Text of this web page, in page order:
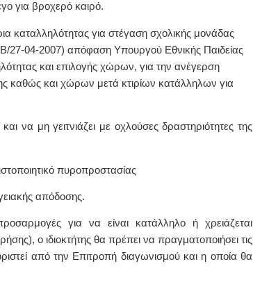
για βροχερό καιρό.
καταλληλότητας για στέγαση σχολικής μονάδας
04-2007) απόφαση Υπουργού Εθνικής Παιδείας
και επιλογής χώρων, για την ανέγερση
καθώς και χώρων μετά κτιρίων κατάλληλων για
να μη γειτνιάζει με οχλούσες δραστηριότητες της
πυροπροστασίας
απόδοσης.
για να είναι κατάλληλο ή χρειάζεται
ο ιδιοκτήτης θα πρέπει να πραγματοποιήσει τις
από την Επιτροπή διαγωνισμού και η οποία θα